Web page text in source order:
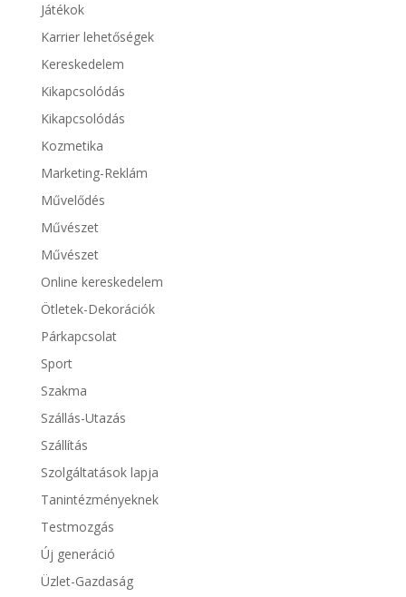
Játékok
Karrier lehetőségek
Kereskedelem
Kikapcsolódás
Kikapcsolódás
Kozmetika
Marketing-Reklám
Művelődés
Művészet
Művészet
Online kereskedelem
Ötletek-Dekorációk
Párkapcsolat
Sport
Szakma
Szállás-Utazás
Szállítás
Szolgáltatások lapja
Tanintézményeknek
Testmozgás
Új generáció
Üzlet-Gazdaság